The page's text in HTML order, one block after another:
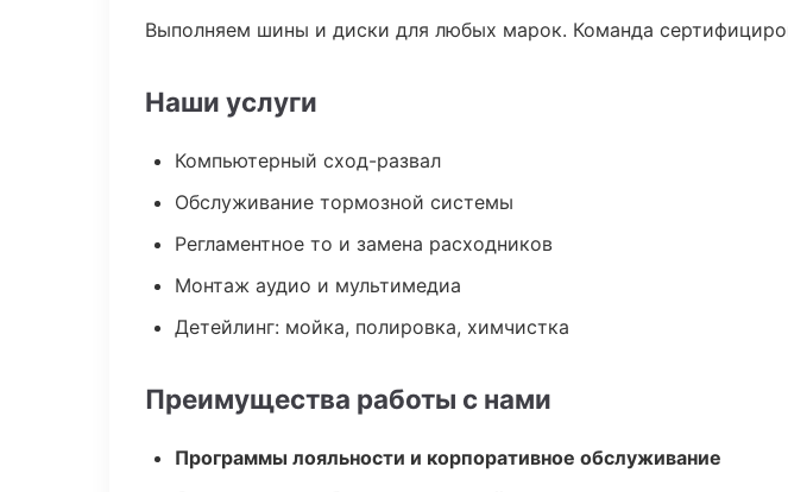
Выполняем шины и диски для любых марок. Команда
Наши услуги
Компьютерный сход-развал
Обслуживание тормозной системы
Регламентное то и замена расходников
Монтаж аудио и мультимедиа
Детейлинг: мойка, полировка, химчистка
Преимущества работы с нами
Программы лояльности и корпоративное обслуживание